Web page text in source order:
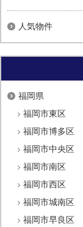
人気物件
福岡県
福岡市東区
福岡市博多区
福岡市中央区
福岡市南区
福岡市西区
福岡市城南区
福岡市早良区